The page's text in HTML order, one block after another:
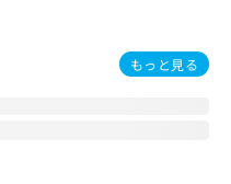
もっと見る